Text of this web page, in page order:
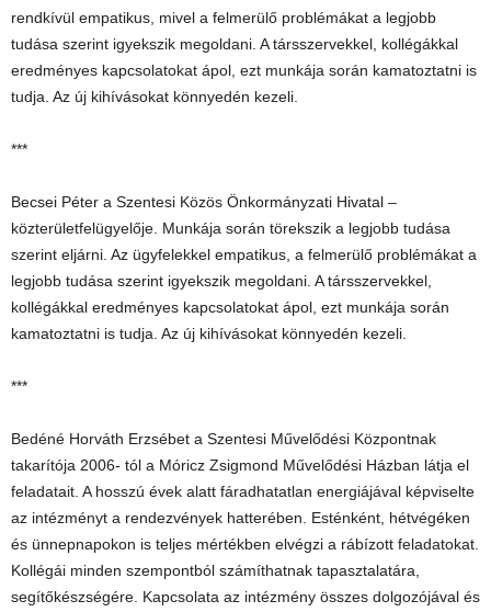
rendkívül empatikus, mivel a felmerülő problémákat a legjobb
tudása szerint igyekszik megoldani. A társszervekkel, kollégákkal
eredményes kapcsolatokat ápol, ezt munkája során kamatoztatni is
tudja. Az új kihívásokat könnyedén kezeli.
***
Becsei Péter a Szentesi Közös Önkormányzati Hivatal –
közterületfelügyelője. Munkája során törekszik a legjobb tudása
szerint eljárni. Az ügyfelekkel empatikus, a felmerülő problémákat a
legjobb tudása szerint igyekszik megoldani. A társszervekkel,
kollégákkal eredményes kapcsolatokat ápol, ezt munkája során
kamatoztatni is tudja. Az új kihívásokat könnyedén kezeli.
***
Bedéné Horváth Erzsébet a Szentesi Művelődési Központnak
takarítója 2006- tól a Móricz Zsigmond Művelődési Házban látja el
feladatait. A hosszú évek alatt fáradhatatlan energiájával képviselte
az intézményt a rendezvények hatterében. Esténként, hétvégéken
és ünnepnapokon is teljes mértékben elvégzi a rábízott feladatokat.
Kollégái minden szempontból számíthatnak tapasztalatára,
segítőkészségére. Kapcsolata az intézmény összes dolgozójával és